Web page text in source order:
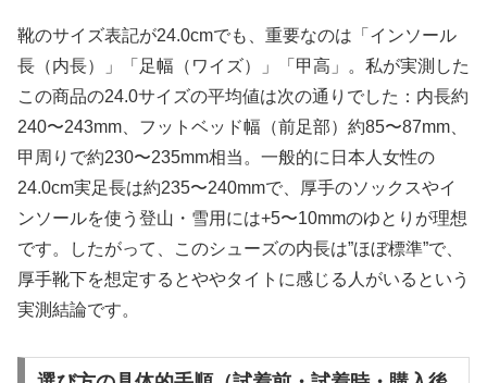
靴のサイズ表記が24.0cmでも、重要なのは「インソール
長（内長）」「足幅（ワイズ）」「甲高」。私が実測した
この商品の24.0サイズの平均値は次の通りでした：内長約
240〜243mm、フットベッド幅（前足部）約85〜87mm、
甲周りで約230〜235mm相当。一般的に日本人女性の
24.0cm実足長は約235〜240mmで、厚手のソックスやイ
ンソールを使う登山・雪用には+5〜10mmのゆとりが理想
です。したがって、このシューズの内長は”ほぼ標準”で、
厚手靴下を想定するとややタイトに感じる人がいるという
実測結論です。